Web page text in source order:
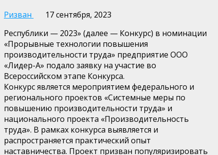
Ризван
17 сентября, 2023
Республики — 2023» (далее — Конкурс) в номинации
«Прорывные технологии повышения
производительности труда» предприятие ООО
«Лидер-А» подало заявку на участие во
Всероссийском этапе Конкурса.
Конкурс является мероприятием федерального и
регионального проектов «Системные меры по
повышению производительности труда» и
национального проекта «Производительность
труда». В рамках конкурса выявляется и
распространяется практический опыт
наставничества. Проект призван популяризировать